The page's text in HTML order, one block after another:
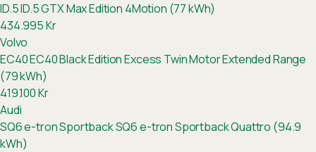
ID.5ID.5 GTX Max Edition 4Motion (77 kWh)
434.995Kr
Volvo
EC40EC40 Black Edition Excess Twin Motor Extended Range
(79 kWh)
419.100Kr
Audi
SQ6 e-tron SportbackSQ6 e-tron Sportback Quattro (94.9
kWh)